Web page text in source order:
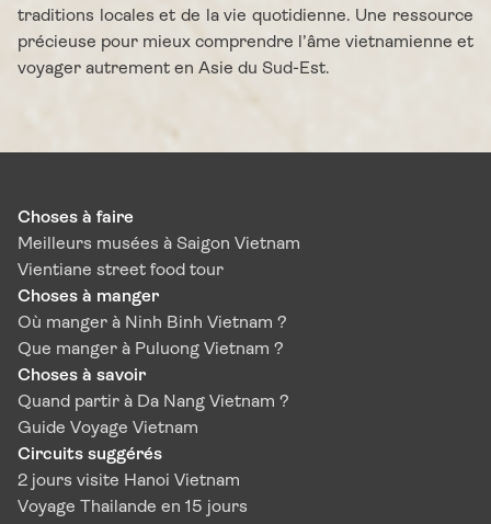
traditions locales et de la vie quotidienne. Une ressource
précieuse pour mieux comprendre l’âme vietnamienne et
voyager autrement en Asie du Sud-Est.
Choses à faire
Meilleurs musées à Saigon Vietnam
Vientiane street food tour
Choses à manger
Où manger à Ninh Binh Vietnam ?
Que manger à Puluong Vietnam ?
Choses à savoir
Quand partir à Da Nang Vietnam ?
Guide Voyage Vietnam
Circuits suggérés
2 jours visite Hanoi Vietnam
Voyage Thailande en 15 jours